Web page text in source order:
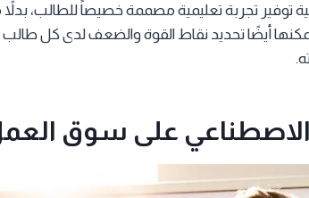
توفير تجربة تعليمية مصممة خصيصاً للطالب،
أيضًا تحديد نقاط القوة والضعف لدى كل طالب
الاصطناعي على سوق